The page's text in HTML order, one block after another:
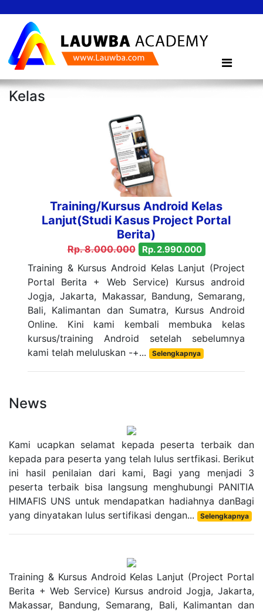
Kelas
Training/Kursus Android Kelas
Lanjut(Studi Kasus Project Portal
Berita)
Rp. 8.000.000 Rp. 2.990.000
Training & Kursus Android Kelas Lanjut (Project
Portal Berita + Web Service) Kursus android
Jogja, Jakarta, Makassar, Bandung, Semarang,
Bali, Kalimantan dan Sumatra, Kursus Android
Online. Kini kami kembali membuka kelas
kursus/training Android setelah sebelumnya
kami telah meluluskan -+...
Selengkapnya
News
Kami ucapkan selamat kepada peserta terbaik dan
kepada para peserta yang telah lulus sertfikasi. Berikut
ini hasil penilaian dari kami, Bagi yang menjadi 3
peserta terbaik bisa langsung menghubungi PANITIA
HIMAFIS UNS untuk mendapatkan hadiahnya danBagi
yang dinyatakan lulus sertifikasi dengan...
Selengkapnya
Training & Kursus Android Kelas Lanjut (Project Portal
Berita + Web Service) Kursus android Jogja, Jakarta,
Makassar, Bandung, Semarang, Bali, Kalimantan dan